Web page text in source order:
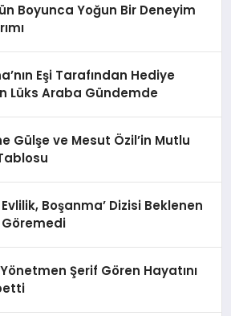
Boyunca Yoğun Bir Deneyim
Eşi Tarafından Hediye
Lüks Araba Gündemde
Gülşe ve Mesut Özil’in Mutlu
Evlilik, Boşanma’ Dizisi Beklenen
Şerif Gören Hayatını